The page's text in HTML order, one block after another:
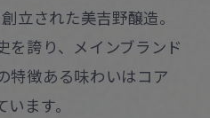
立された美吉野醸造。
を誇り、メインブランド
特徴ある味わいはコア
ます。